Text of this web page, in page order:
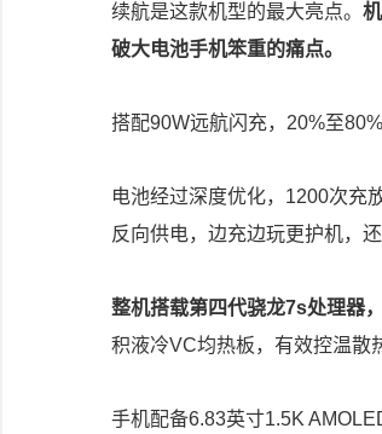
续航是这款机型的最大亮点。
破大电池手机笨重的痛点。
搭配90W远航闪充，20%至
电池经过深度优化，1200次充
反向供电，边充边玩更护机，
整机搭载第四代骁龙7s处理器
积液冷VC均热板，有效控温散
手机配备6.83英寸1.5K